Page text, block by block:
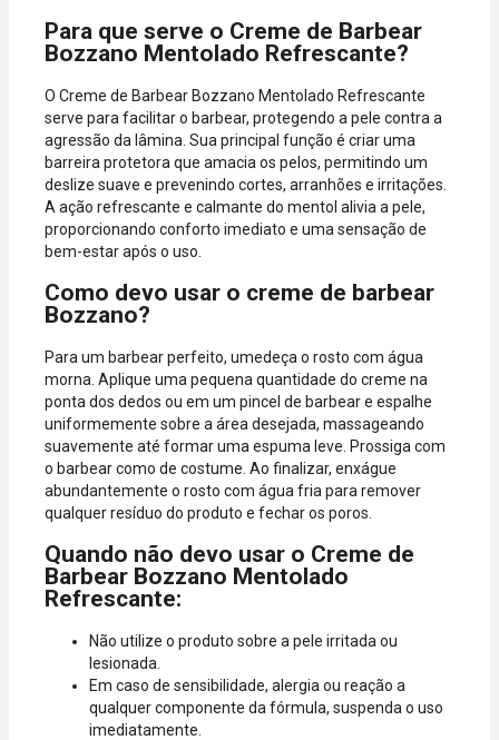
Para que serve o Creme de Barbear
Bozzano Mentolado Refrescante?
O Creme de Barbear Bozzano Mentolado Refrescante
serve para facilitar o barbear, protegendo a pele contra a
agressão da lâmina. Sua principal função é criar uma
barreira protetora que amacia os pelos, permitindo um
deslize suave e prevenindo cortes, arranhões e irritações.
A ação refrescante e calmante do mentol alivia a pele,
proporcionando conforto imediato e uma sensação de
bem-estar após o uso.
Como devo usar o creme de barbear
Bozzano?
Para um barbear perfeito, umedeça o rosto com água
morna. Aplique uma pequena quantidade do creme na
ponta dos dedos ou em um pincel de barbear e espalhe
uniformemente sobre a área desejada, massageando
suavemente até formar uma espuma leve. Prossiga com
o barbear como de costume. Ao finalizar, enxágue
abundantemente o rosto com água fria para remover
qualquer resíduo do produto e fechar os poros.
Quando não devo usar o Creme de
Barbear Bozzano Mentolado
Refrescante:
Não utilize o produto sobre a pele irritada ou
lesionada.
Em caso de sensibilidade, alergia ou reação a
qualquer componente da fórmula, suspenda o uso
imediatamente.